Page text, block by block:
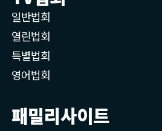
일반법회
열린법회
특별법회
영어법회
패밀리사이트